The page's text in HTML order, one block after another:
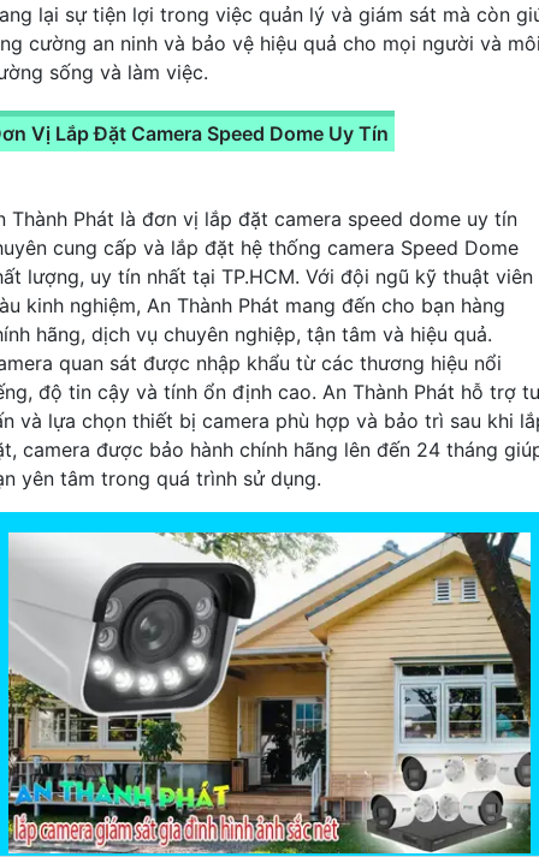
lại sự tiện lợi trong việc quản lý và giám sát mà còn
cường an ninh và bảo vệ hiệu quả cho mọi người và
sống và làm việc.
Vị Lắp Đặt Camera Speed Dome Uy Tín
Thành Phát là đơn vị lắp đặt camera speed dome uy tín
cung cấp và lắp đặt hệ thống camera Speed Dome
lượng, uy tín nhất tại TP.HCM. Với đội ngũ kỹ thuật viên
kinh nghiệm, An Thành Phát mang đến cho bạn hàng
hãng, dịch vụ chuyên nghiệp, tận tâm và hiệu quả.
quan sát được nhập khẩu từ các thương hiệu nổi
độ tin cậy và tính ổn định cao. An Thành Phát hỗ trợ
và lựa chọn thiết bị camera phù hợp và bảo trì sau khi
camera được bảo hành chính hãng lên đến 24 tháng
yên tâm trong quá trình sử dụng.